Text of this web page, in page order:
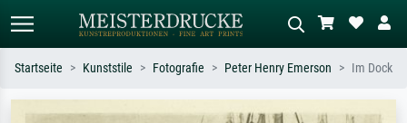
Standardsuche KI-Bildersuche
Startseite Kunststile Fotografie Peter Henry Emerson Im Dock